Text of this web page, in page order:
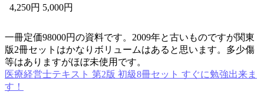
4,250円 5,000円
一冊定価98000円の資料です。2009年と古いものですが関東
版2冊セットはかなりボリュームはあると思います。多少傷
等はありますがほぼ未使用です。
医療経営士テキスト 第2版 初級8冊セット すぐに勉強出来ま
す！